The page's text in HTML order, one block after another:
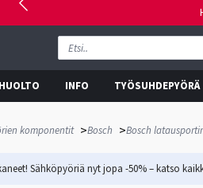
HUOLTO INFO TYÖSUHDEPYÖRÄ
komponentit >Bosch >Bosch
Sähköpyöriä nyt jopa -50% – katso